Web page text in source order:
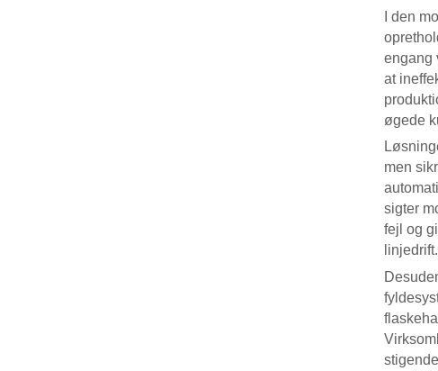
I den
engang
at
øgede
men
sigter
fejl og
linjedrift.